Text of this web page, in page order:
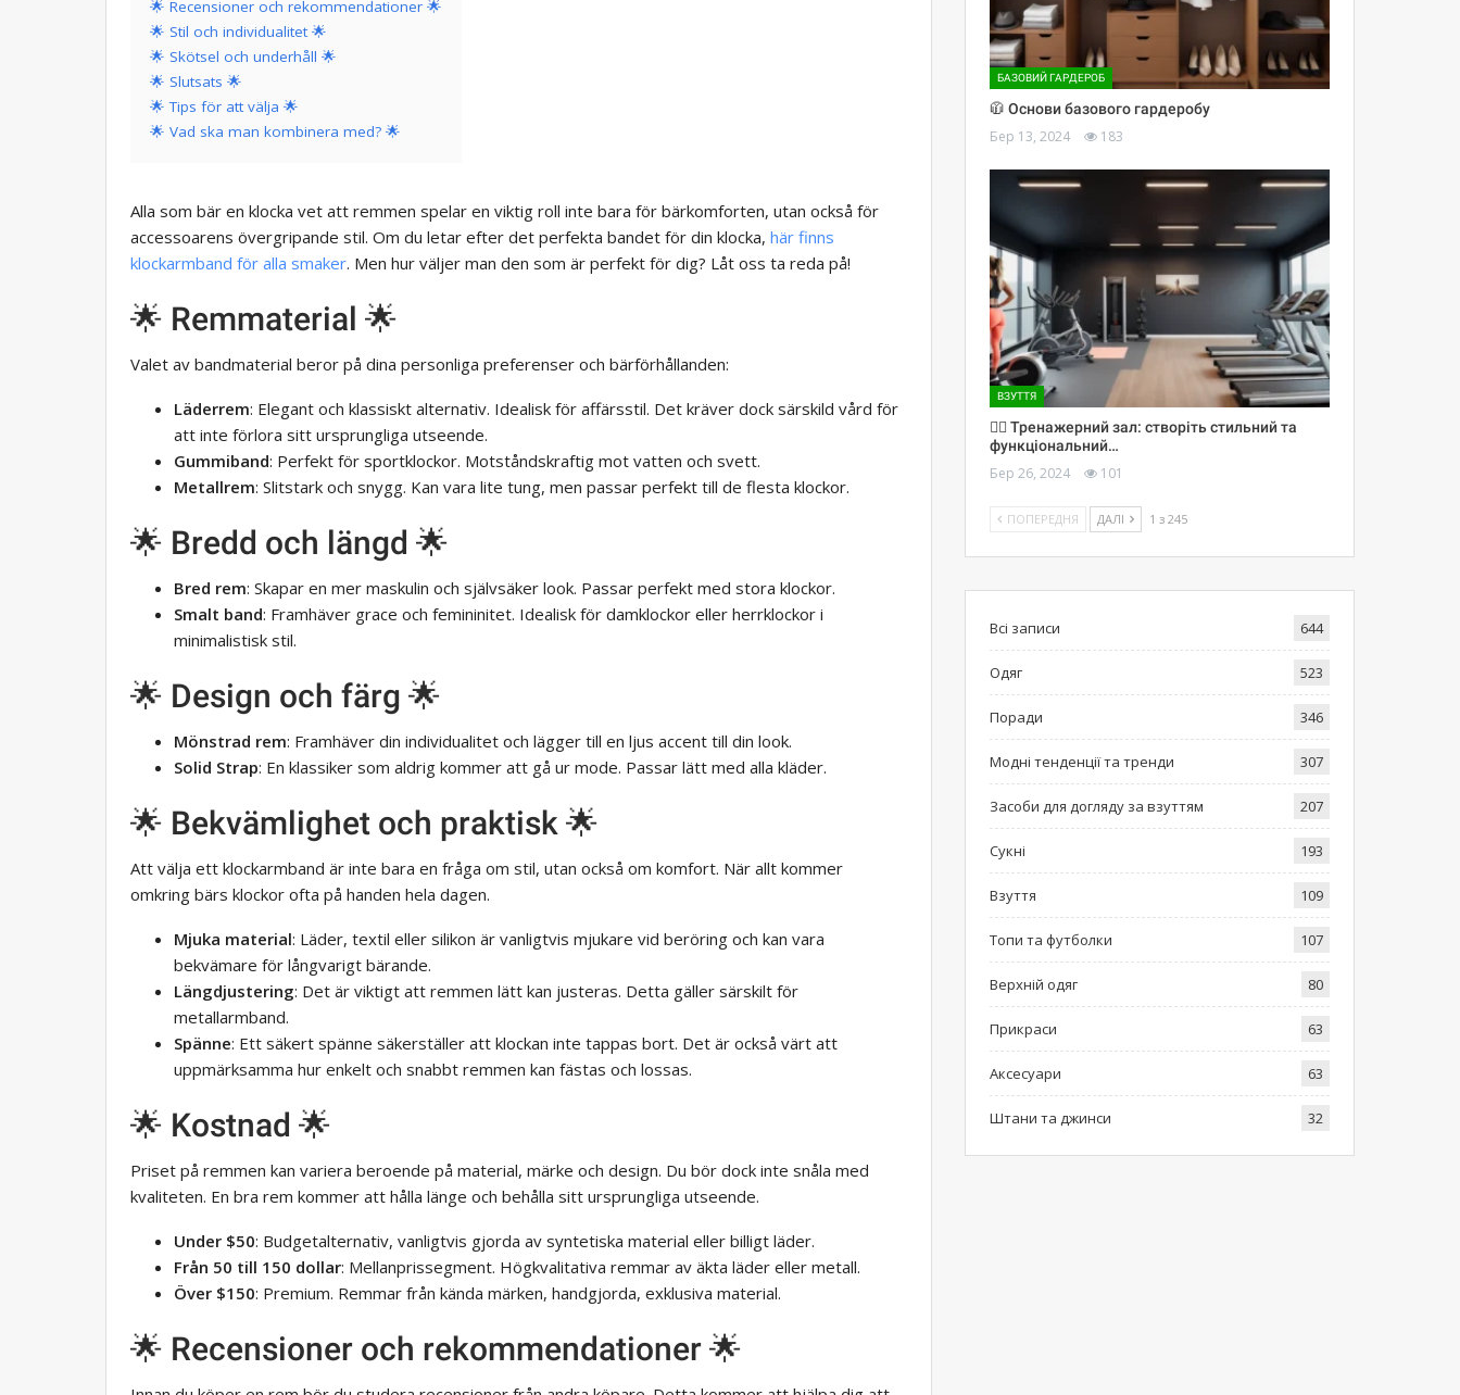
🌟 Recensioner och rekommendationer 🌟
🌟 Stil och individualitet 🌟
🌟 Skötsel och underhåll 🌟
🌟 Slutsats 🌟
🌟 Tips för att välja 🌟
🌟 Vad ska man kombinera med? 🌟
Alla som bär en klocka vet att remmen spelar en viktig roll inte bara för bärkomforten, utan också för
accessoarens övergripande stil. Om du letar efter det perfekta bandet för din klocka, här finns
klockarmband för alla smaker. Men hur väljer man den som är perfekt för dig? Låt oss ta reda på!
🌟 Remmaterial 🌟
Valet av bandmaterial beror på dina personliga preferenser och bärförhållanden:
Läderrem: Elegant och klassiskt alternativ. Idealisk för affärsstil. Det kräver dock särskild vård för
att inte förlora sitt ursprungliga utseende.
Gummiband: Perfekt för sportklockor. Motståndskraftig mot vatten och svett.
Metallrem: Slitstark och snygg. Kan vara lite tung, men passar perfekt till de flesta klockor.
🌟 Bredd och längd 🌟
Bred rem: Skapar en mer maskulin och självsäker look. Passar perfekt med stora klockor.
Smalt band: Framhäver grace och femininitet. Idealisk för damklockor eller herrklockor i
minimalistisk stil.
🌟 Design och färg 🌟
Mönstrad rem: Framhäver din individualitet och lägger till en ljus accent till din look.
Solid Strap: En klassiker som aldrig kommer att gå ur mode. Passar lätt med alla kläder.
🌟 Bekvämlighet och praktisk 🌟
Att välja ett klockarmband är inte bara en fråga om stil, utan också om komfort. När allt kommer
omkring bärs klockor ofta på handen hela dagen.
Mjuka material: Läder, textil eller silikon är vanligtvis mjukare vid beröring och kan vara
bekvämare för långvarigt bärande.
Längdjustering: Det är viktigt att remmen lätt kan justeras. Detta gäller särskilt för
metallarmband.
Spänne: Ett säkert spänne säkerställer att klockan inte tappas bort. Det är också värt att
uppmärksamma hur enkelt och snabbt remmen kan fästas och lossas.
🌟 Kostnad 🌟
Priset på remmen kan variera beroende på material, märke och design. Du bör dock inte snåla med
kvaliteten. En bra rem kommer att hålla länge och behålla sitt ursprungliga utseende.
Under $50: Budgetalternativ, vanligtvis gjorda av syntetiska material eller billigt läder.
Från 50 till 150 dollar: Mellanprissegment. Högkvalitativa remmar av äkta läder eller metall.
Över $150: Premium. Remmar från kända märken, handgjorda, exklusiva material.
🌟 Recensioner och rekommendationer 🌟
БАЗОВИЙ ГАРДЕРОБ
🧥 Основи базового гардеробу
Бер 13, 2024 183
ВЗУТТЯ
🏋️‍♀️ Тренажерний зал: створіть стильний та
функціональний…
Бер 26, 2024 101
ПОПЕРЕДНЯ ДАЛІ 1 з 245
Всі записи 644
Одяг 523
Поради 346
Модні тенденції та тренди 307
Засоби для догляду за взуттям 207
Сукні 193
Взуття 109
Топи та футболки 107
Верхній одяг 80
Прикраси 63
Аксесуари 63
Штани та джинси 32